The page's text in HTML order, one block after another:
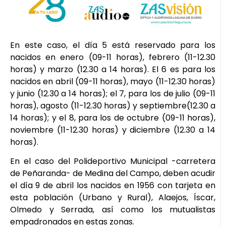
En este caso, el día 5 está reservado para los
nacidos en enero (09-11 horas), febrero (11-12.30
horas) y marzo (12.30 a 14 horas). El 6 es para los
nacidos en abril (09-11 horas), mayo (11-12.30 horas)
y junio (12.30 a 14 horas); el 7, para los de julio (09-11
horas), agosto (11-12.30 horas) y septiembre(12.30 a
14 horas); y el 8, para los de octubre (09-11 horas),
noviembre (11-12.30 horas) y diciembre (12.30 a 14
horas).
En el caso del Polideportivo Municipal -carretera
de Peñaranda- de Medina del Campo, deben acudir
el día 9 de abril los nacidos en 1956 con tarjeta en
esta población (Urbano y Rural), Alaejos, Íscar,
Olmedo y Serrada, así como los mutualistas
empadronados en estas zonas.